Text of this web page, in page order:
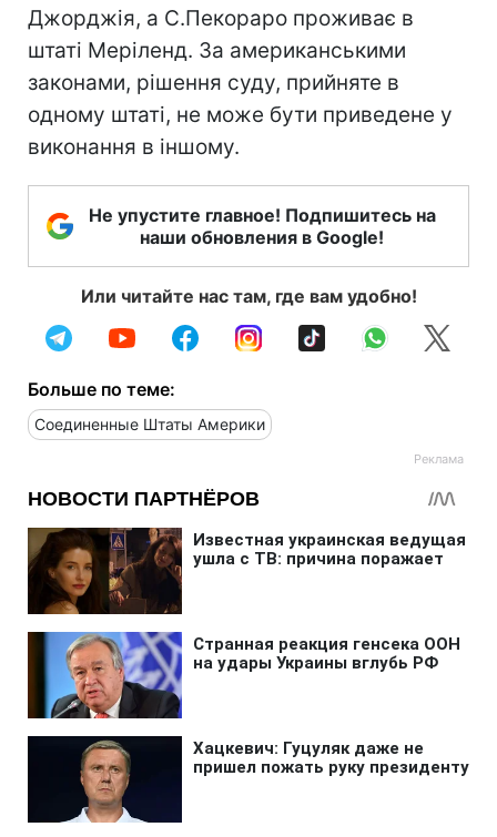
Джорджія, а С.Пекораро проживає в
штаті Меріленд. За американськими
законами, рішення суду, прийняте в
одному штаті, не може бути приведене у
виконання в іншому.
Не упустите главное! Подпишитесь на
наши обновления в Google!
Или читайте нас там, где вам удобно!
Больше по теме:
Соединенные Штаты Америки